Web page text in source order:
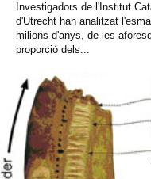
Agenda
English
Investigadors de l'Institut
d'Utrecht han analitzat
milions d'anys, de les
proporció dels...